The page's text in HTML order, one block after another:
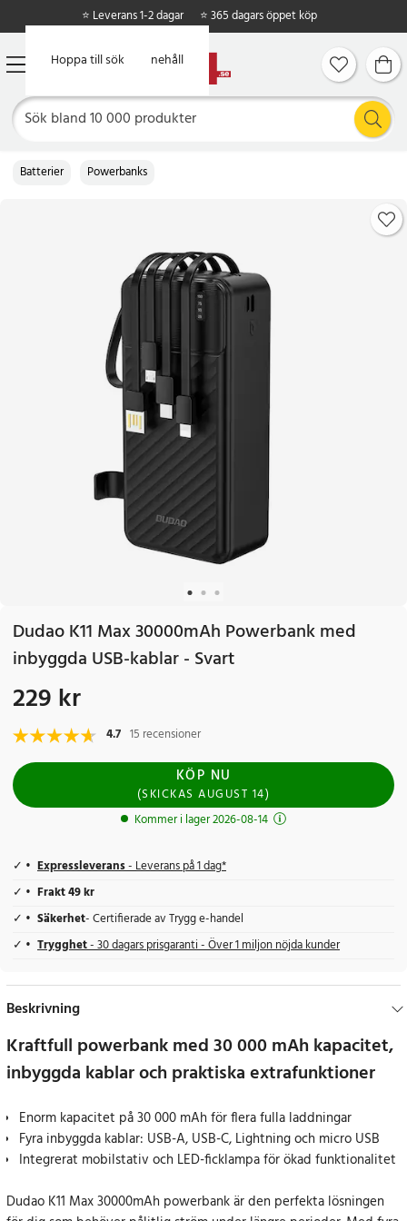
Hoppa till huvudinnehåll
Hoppa till sök
⭐ Leverans 1-2 dagar ⭐ 365 dagars öppet köp
Batterier Powerbanks
Dudao K11 Max 30000mAh Powerbank med
inbyggda USB-kablar - Svart
Pris:229 kr
229 kr
4.7 15 recensioner
KÖP NU
(SKICKASAUGUST 14)
Kommer i lager 2026-08-14
Expressleverans- Leverans på 1 dag*
Frakt 49 kr
Säkerhet- Certifierade av Trygg e-handel
Trygghet- 30 dagars prisgaranti - Över 1 miljon nöjda kunder
Beskrivning
Kraftfull powerbank med 30 000 mAh kapacitet,
inbyggda kablar och praktiska extrafunktioner
Enorm kapacitet på 30 000 mAh för flera fulla laddningar
Fyra inbyggda kablar: USB-A, USB-C, Lightning och micro USB
Integrerat mobilstativ och LED-ficklampa för ökad funktionalitet
Dudao K11 Max 30000mAh powerbank är den perfekta lösningen